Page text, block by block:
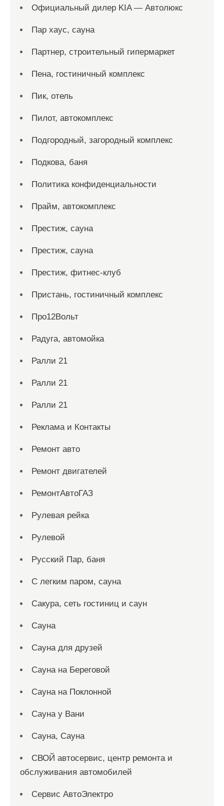
Официальный дилер KIA — Автолюкс
Пар хаус, сауна
Партнер, строительный гипермаркет
Пена, гостиничный комплекс
Пик, отель
Пилот, автокомплекс
Подгородный, загородный комплекс
Подкова, баня
Политика конфиденциальности
Прайм, автокомплекс
Престиж, сауна
Престиж, сауна
Престиж, фитнес-клуб
Пристань, гостиничный комплекс
Про12Вольт
Радуга, автомойка
Ралли 21
Ралли 21
Ралли 21
Реклама и Контакты
Ремонт авто
Ремонт двигателей
РемонтАвтоГАЗ
Рулевая рейка
Рулевой
Русский Пар, баня
С легким паром, сауна
Сакура, сеть гостиниц и саун
Сауна
Сауна для друзей
Сауна на Береговой
Сауна на Поклонной
Сауна у Вани
Сауна, Сауна
СВОЙ автосервис, центр ремонта и
обслуживания автомобилей
Сервис АвтоЭлектро